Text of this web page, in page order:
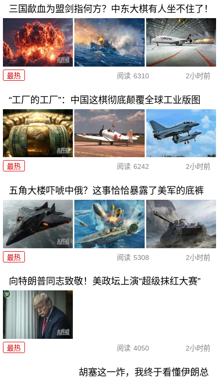
三国歃血为盟剑指何方？中东大棋有人坐不住了！
最热 阅读 6310 2小时前
“工厂的工厂”：中国这棋彻底颠覆全球工业版图
最热 阅读 6242 2小时前
五角大楼吓唬中俄？这事恰恰暴露了美军的底裤
最热 阅读 5308 2小时前
向特朗普同志致敬！美政坛上演“超级抹红大赛”
最热 阅读 4050 2小时前
胡塞这一炸，我终于看懂伊朗总